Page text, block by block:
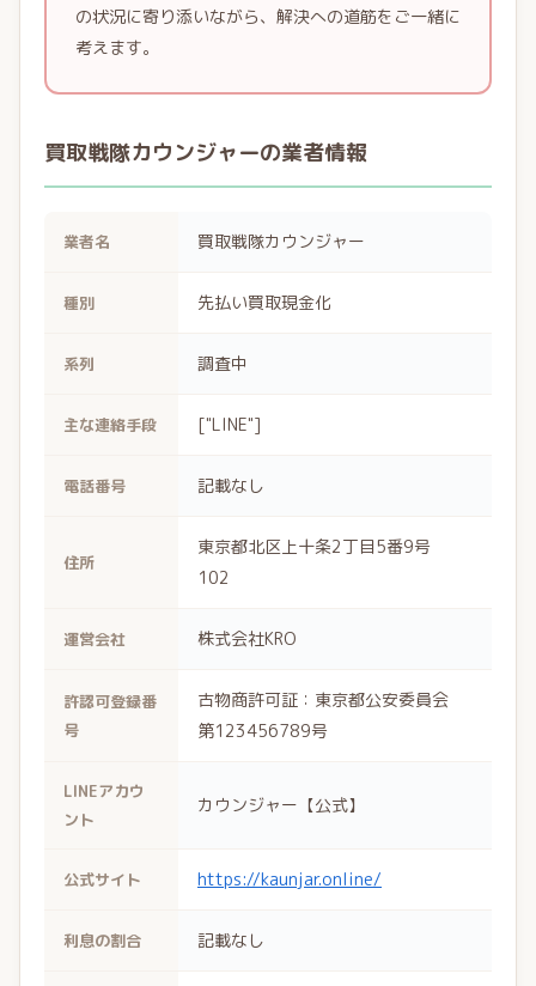
の状況に寄り添いながら、解決への道筋をご一緒に
考えます。
買取戦隊カウンジャーの業者情報
業者名 買取戦隊カウンジャー
種別 先払い買取現金化
系列 調査中
主な連絡手段 ["LINE"]
電話番号 記載なし
住所
東京都北区上十条2丁目5番9号
102
運営会社 株式会社KRO
許認可登録番
号
古物商許可証：東京都公安委員会
第123456789号
LINEアカウ
ント
カウンジャー【公式】
公式サイト https://kaunjar.online/
利息の割合 記載なし